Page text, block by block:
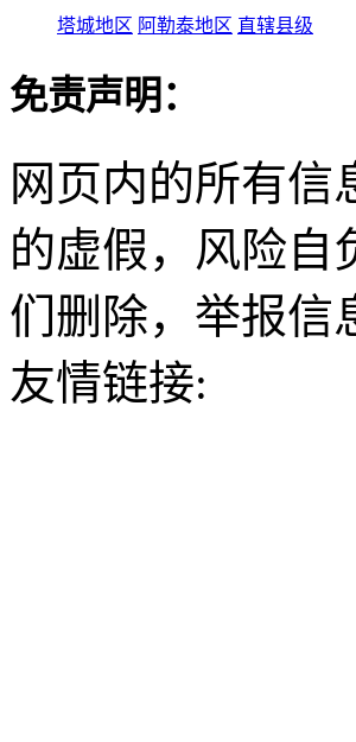
塔城地区 阿勒泰地区 直辖县级
免责声明：
网页内的所有信
的虚假，风险自
们删除，举报信
友情链接: